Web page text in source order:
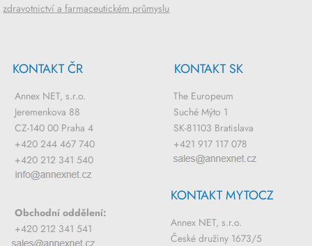
zdravotnictví a farmaceutickém průmyslu
KONTAKT ČR
Annex NET, s.r.o.
Jeremenkova 88
CZ-140 00 Praha 4
+420 244 467 740
+420 212 341 540
Obchodní oddělení:
+420 212 341 541
KONTAKT SK
The Europeum
Suché Mýto 1
SK-81103 Bratislava
+421 917 117 078
KONTAKT MYTOCZ
Annex NET, s.r.o.
České družiny 1673/5